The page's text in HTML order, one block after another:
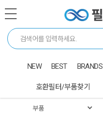
NEW BEST BRANDS
호환필터/부품찾기